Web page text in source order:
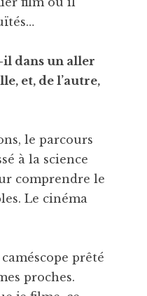
il dans un aller
et, de l’autre,
le parcours
à la science
comprendre le
Le cinéma
prêté
proches.